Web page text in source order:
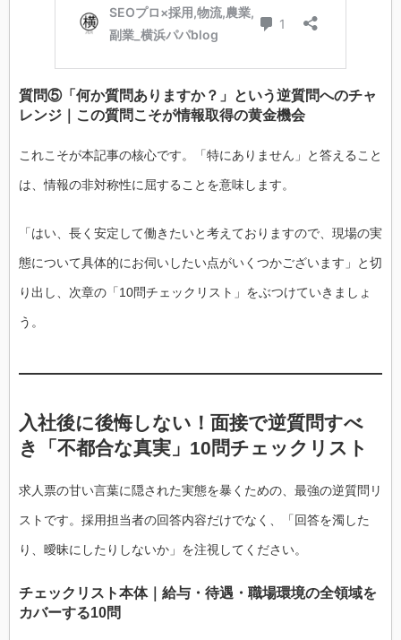
質問⑤「何か質問ありますか？」という逆質問へのチャ
レンジ｜この質問こそが情報取得の黄金機会
これこそが本記事の核心です。「特にありません」と答えること
は、情報の非対称性に屈することを意味します。
「はい、長く安定して働きたいと考えておりますので、現場の実
態について具体的にお伺いしたい点がいくつかございます」と切
り出し、次章の「10問チェックリスト」をぶつけていきましょ
う。
入社後に後悔しない！面接で逆質問すべ
き「不都合な真実」10問チェックリスト
求人票の甘い言葉に隠された実態を暴くための、最強の逆質問リ
ストです。採用担当者の回答内容だけでなく、「回答を濁した
り、曖昧にしたりしないか」を注視してください。
チェックリスト本体｜給与・待遇・職場環境の全領域を
カバーする10問